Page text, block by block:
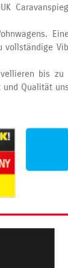
bis
und Qualität